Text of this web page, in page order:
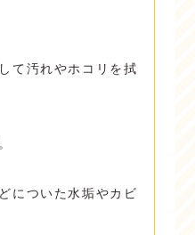
て汚れやホコリを拭
についた水垢やカビ